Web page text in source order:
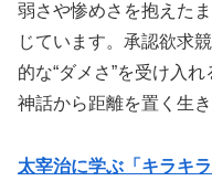
弱さや惨めさを抱えた
じています。承認欲求
的な“ダメさ”を受け入
神話から距離を置く生
太宰治に学ぶ「キラキ